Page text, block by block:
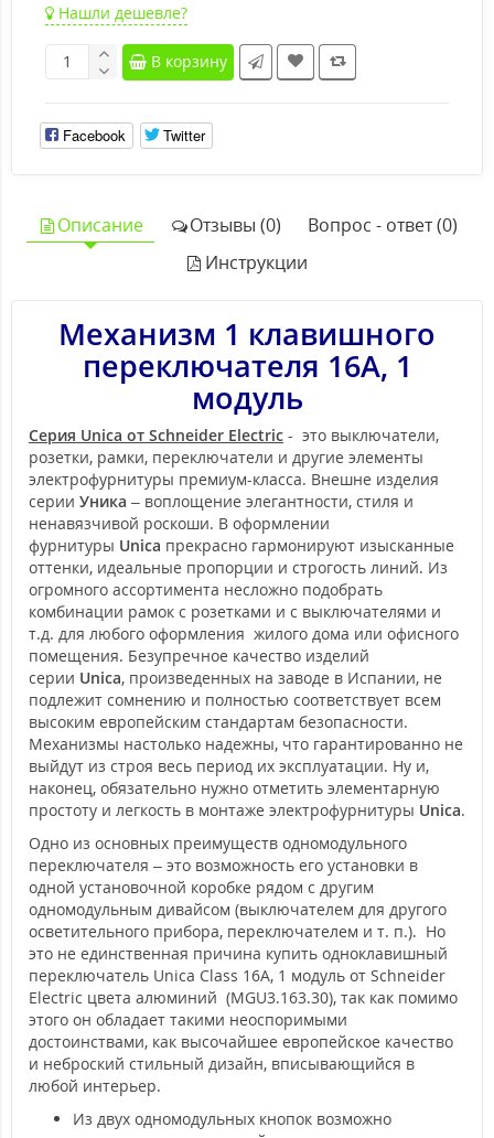
Нашли дешевле?
В корзину
Facebook Twitter
Описание Отзывы (0)
Вопрос - ответ (0)
Инструкции
Механизм 1 клавишного
переключателя 16А, 1
модуль
Серия Unica от Schneider Electric - это выключатели,
розетки, рамки, переключатели и другие элементы
электрофурнитуры премиум-класса. Внешне изделия
серии Уника – воплощение элегантности, стиля и
ненавязчивой роскоши. В оформлении
фурнитуры Unica прекрасно гармонируют изысканные
оттенки, идеальные пропорции и строгость линий. Из
огромного ассортимента несложно подобрать
комбинации рамок с розетками и с выключателями и
т.д. для любого оформления жилого дома или офисного
помещения. Безупречное качество изделий
серии Unica, произведенных на заводе в Испании, не
подлежит сомнению и полностью соответствует всем
высоким европейским стандартам безопасности.
Механизмы настолько надежны, что гарантированно не
выйдут из строя весь период их эксплуатации. Ну и,
наконец, обязательно нужно отметить элементарную
простоту и легкость в монтаже электрофурнитуры Unica.
Одно из основных преимуществ одномодульного
переключателя – это возможность его установки в
одной установочной коробке рядом с другим
одномодульным дивайсом (выключателем для другого
осветительного прибора, переключателем и т. п.). Но
это не единственная причина купить одноклавишный
переключатель Unica Class 16А, 1 модуль от Schneider
Electric цвета алюминий (MGU3.163.30), так как помимо
этого он обладает такими неоспоримыми
достоинствами, как высочайшее европейское качество
и неброский стильный дизайн, вписывающийся в
любой интерьер.
Из двух одномодульных кнопок возможно